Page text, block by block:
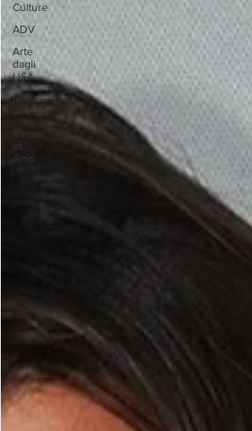
Culture
ADV
Arte
dagli
USA
New
entries
Vinum
et
Amo